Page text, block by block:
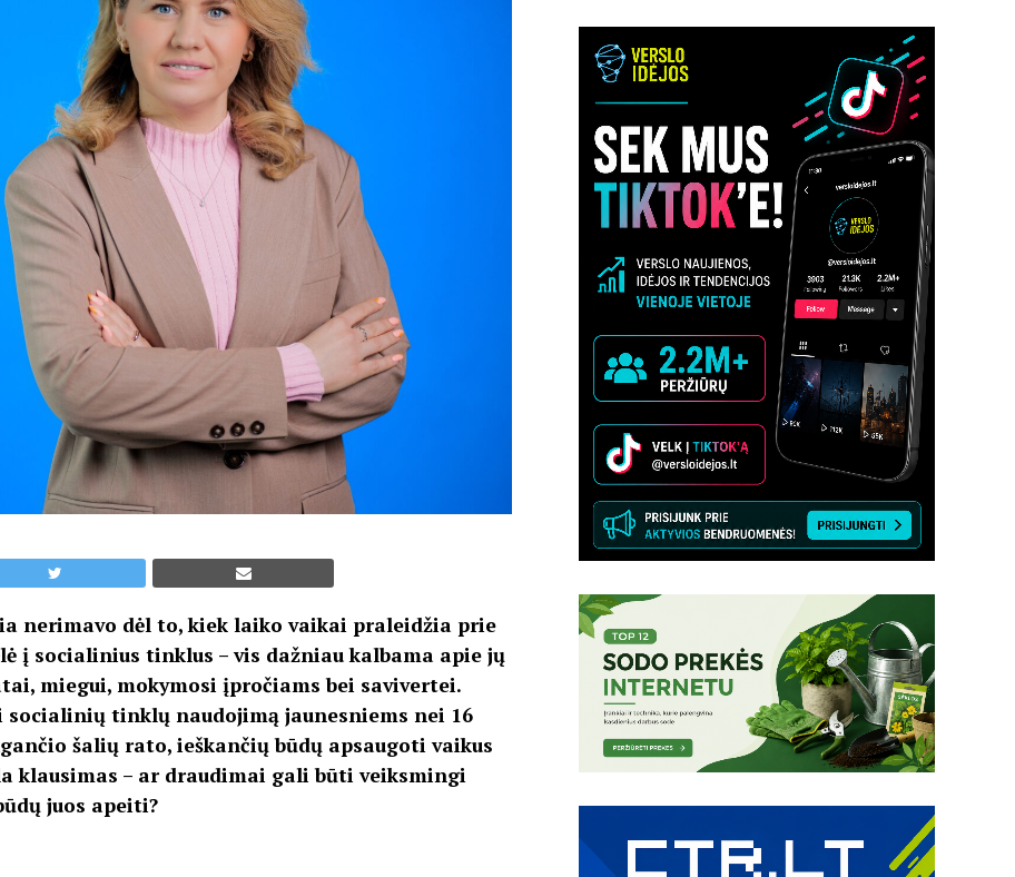
nerimavo dėl to, kiek laiko vaikai praleidžia prie
į socialinius tinklus – vis dažniau kalbama apie jų
miegui, mokymosi įpročiams bei savivertei.
tinklų naudojimą jaunesniems nei 16
šalių rato, ieškančių būdų apsaugoti vaikus
klausimas – ar draudimai gali būti veiksmingi
juos apeiti?